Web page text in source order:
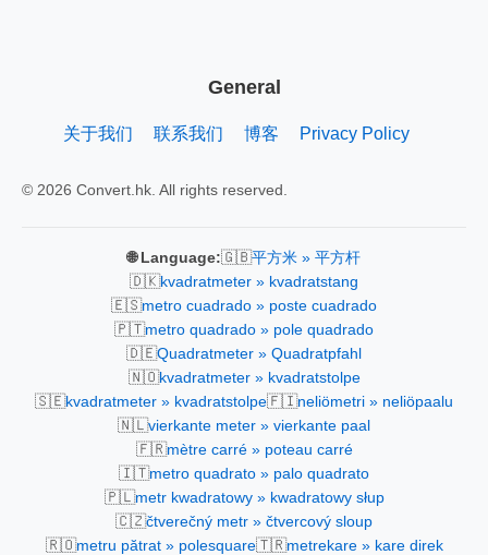
General
关于我们 联系我们 博客 Privacy Policy
© 2026 Convert.hk. All rights reserved.
🌐 Language:🇬🇧平方米 » 平方杆
🇩🇰kvadratmeter » kvadratstang
🇪🇸metro cuadrado » poste cuadrado
🇵🇹metro quadrado » pole quadrado
🇩🇪Quadratmeter » Quadratpfahl
🇳🇴kvadratmeter » kvadratstolpe
🇸🇪kvadratmeter » kvadratstolpe🇫🇮neliömetri » neliöpaalu
🇳🇱vierkante meter » vierkante paal
🇫🇷mètre carré » poteau carré
🇮🇹metro quadrato » palo quadrato
🇵🇱metr kwadratowy » kwadratowy słup
🇨🇿čtverečný metr » čtvercový sloup
🇷🇴metru pătrat » polesquare🇹🇷metrekare » kare direk